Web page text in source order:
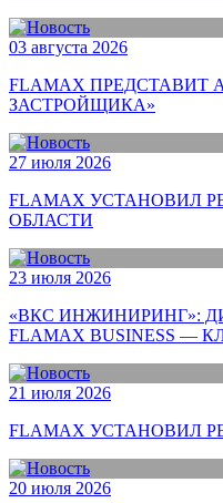
03 августа 2026
FLAMAX
ЗАСТРОЙЩИКА»
27 июля 2026
FLAMAX УСТАНОВИЛ
ОБЛАСТИ
23 июля 2026
«ВКС ИНЖИНИРИНГ»:
FLAMAX BUSINESS —
21 июля 2026
FLAMAX УСТАНОВИЛ
20 июля 2026